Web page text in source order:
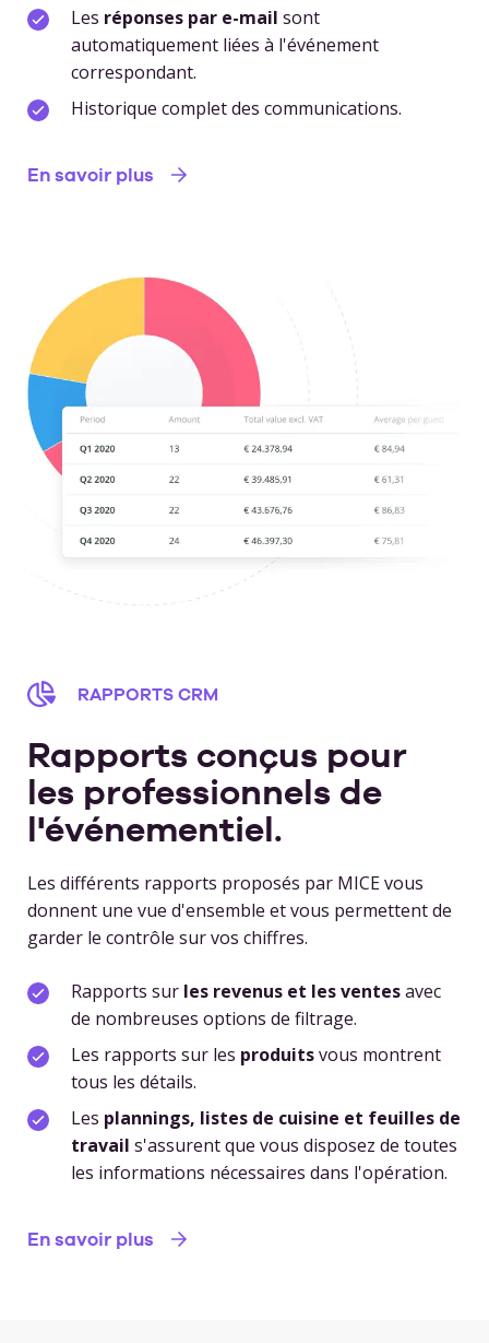
Les réponses par e-mail sont
automatiquement liées à l'événement
correspondant.
Historique complet des communications.
En savoir plus
RAPPORTS CRM
Rapports conçus pour
les professionnels de
l'événementiel.
Les différents rapports proposés par MICE vous
donnent une vue d'ensemble et vous permettent de
garder le contrôle sur vos chiffres.
Rapports sur les revenus et les ventesavec
de nombreuses options de filtrage.
Les rapports sur les produitsvous montrent
tous les détails.
Les plannings, listes de cuisine et feuilles de
travail s'assurent que vous disposez de toutes
les informations nécessaires dans l'opération.
En savoir plus